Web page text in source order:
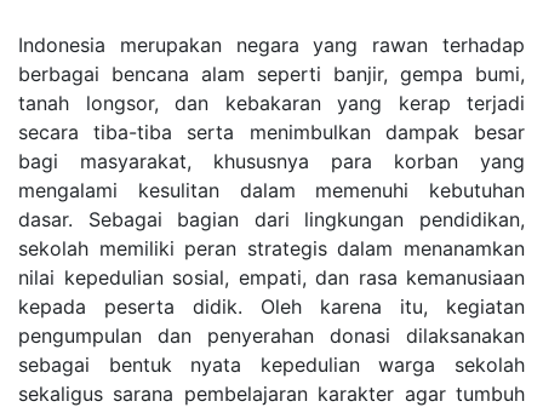
Indonesia merupakan negara yang rawan terhadap
berbagai bencana alam seperti banjir, gempa bumi,
tanah longsor, dan kebakaran yang kerap terjadi
secara tiba-tiba serta menimbulkan dampak besar
bagi masyarakat, khususnya para korban yang
mengalami kesulitan dalam memenuhi kebutuhan
dasar. Sebagai bagian dari lingkungan pendidikan,
sekolah memiliki peran strategis dalam menanamkan
nilai kepedulian sosial, empati, dan rasa kemanusiaan
kepada peserta didik. Oleh karena itu, kegiatan
pengumpulan dan penyerahan donasi dilaksanakan
sebagai bentuk nyata kepedulian warga sekolah
sekaligus sarana pembelajaran karakter agar tumbuh